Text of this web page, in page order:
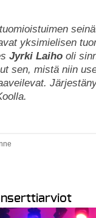
yksimielisen
Jyrki Laiho oli
sen, mistä niin